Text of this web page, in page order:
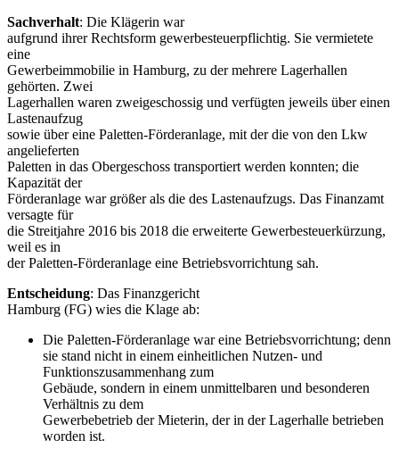
Sachverhalt: Die Klägerin war
aufgrund ihrer Rechtsform gewerbesteuerpflichtig. Sie vermietete
eine
Gewerbeimmobilie in Hamburg, zu der mehrere Lagerhallen
gehörten. Zwei
Lagerhallen waren zweigeschossig und verfügten jeweils über einen
Lastenaufzug
sowie über eine Paletten-Förderanlage, mit der die von den Lkw
angelieferten
Paletten in das Obergeschoss transportiert werden konnten; die
Kapazität der
Förderanlage war größer als die des Lastenaufzugs. Das Finanzamt
versagte für
die Streitjahre 2016 bis 2018 die erweiterte Gewerbesteuerkürzung,
weil es in
der Paletten-Förderanlage eine Betriebsvorrichtung sah.
Entscheidung: Das Finanzgericht
Hamburg (FG) wies die Klage ab:
Die Paletten-Förderanlage war eine Betriebsvorrichtung; denn
sie stand nicht in einem einheitlichen Nutzen- und
Funktionszusammenhang zum
Gebäude, sondern in einem unmittelbaren und besonderen
Verhältnis zu dem
Gewerbebetrieb der Mieterin, der in der Lagerhalle betrieben
worden ist.